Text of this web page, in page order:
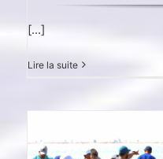
[...]
Lire la suite